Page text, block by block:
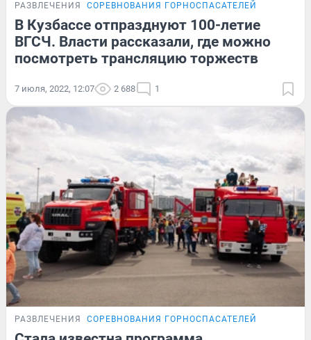
РАЗВЛЕЧЕНИЯ СОРЕВНОВАНИЯ ГОРНОСПАСАТЕЛЕЙ
В Кузбассе отпразднуют 100-летие
ВГСЧ. Власти рассказали, где можно
посмотреть трансляцию торжеств
7 июля, 2022, 12:07 2 688 1
РАЗВЛЕЧЕНИЯ СОРЕВНОВАНИЯ ГОРНОСПАСАТЕЛЕЙ